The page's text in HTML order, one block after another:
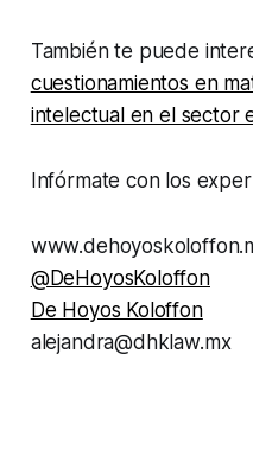
También te puede
cuestionamientos en
intelectual en el sector
Infórmate con los
@DeHoyosKoloffon
De Hoyos Koloffon
alejandra@dhklaw.mx